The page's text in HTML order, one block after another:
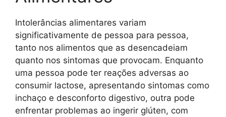
Intolerâncias alimentares variam
significativamente de pessoa para pessoa,
tanto nos alimentos que as desencadeiam
quanto nos sintomas que provocam. Enquanto
uma pessoa pode ter reações adversas ao
consumir lactose, apresentando sintomas como
inchaço e desconforto digestivo, outra pode
enfrentar problemas ao ingerir glúten, com